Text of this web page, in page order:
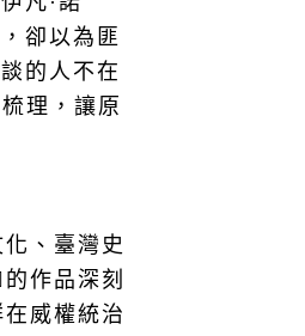
卻以為匪
的人不在
理，讓原
、臺灣史
作品深刻
威權統治